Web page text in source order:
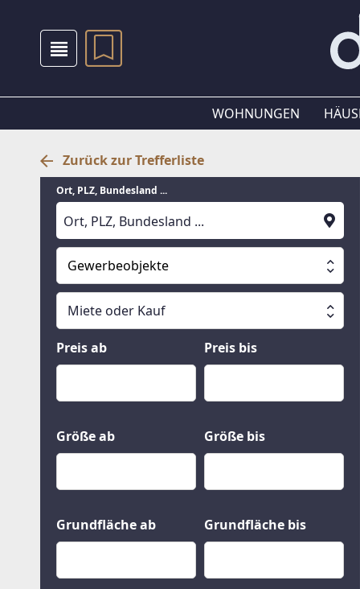
WOHNUNGEN
Zurück zur Trefferliste
Ort, PLZ, Bundesland ...
Suche läuft
Gewerbeobjekte
Alle Immobilien
Häuser
Grund und Boden
Miete oder Kauf
Miete oder Kauf
Kauf
Preis ab Preis bis
Größe ab Größe bis
Grundfläche ab Grundfläche bis